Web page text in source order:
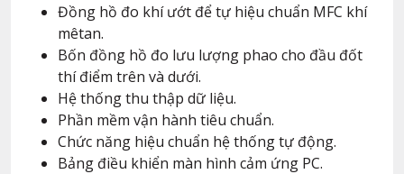
Đồng hồ đo khí ướt để tự hiệu chuẩn MFC khí
mêtan.
Bốn đồng hồ đo lưu lượng phao cho đầu đốt
thí điểm trên và dưới.
Hệ thống thu thập dữ liệu.
Phần mềm vận hành tiêu chuẩn.
Chức năng hiệu chuẩn hệ thống tự động.
Bảng điều khiển màn hình cảm ứng PC.